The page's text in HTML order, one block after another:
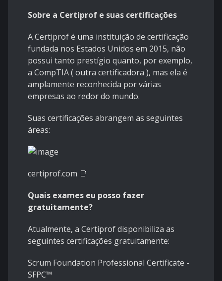
Sobre a Certiprof e suas certificações
A Certiprof é uma instituição de certificação
fundada nos Estados Unidos em 2015, não
possui tanto prestígio quanto, por exemplo,
a CompTIA ( outra certificadora ), mas ela é
amplamente reconhecida por várias
empresas ao redor do mundo.
Suas certificações abrangem as seguintes
áreas:
certiprof.com 📑
Quais exames eu posso fazer
gratuitamente?
Atualmente, a Certiprof disponibiliza as
seguintes certificações gratuitamente:
Scrum Foundation Professional Certificate -
SFPC™